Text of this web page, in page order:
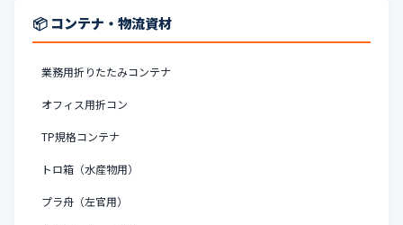
📦 コンテナ・物流資材
業務用折りたたみコンテナ
オフィス用折コン
TP規格コンテナ
トロ箱（水産物用）
プラ舟（左官用）